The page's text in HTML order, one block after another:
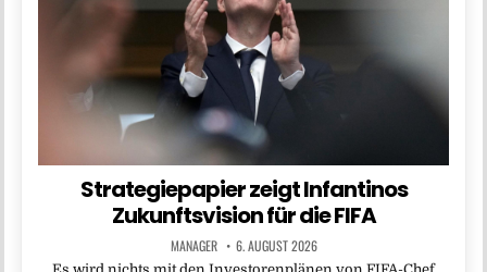
Strategiepapier zeigt Infantinos
Zukunftsvision für die FIFA
MANAGER 6. AUGUST 2026